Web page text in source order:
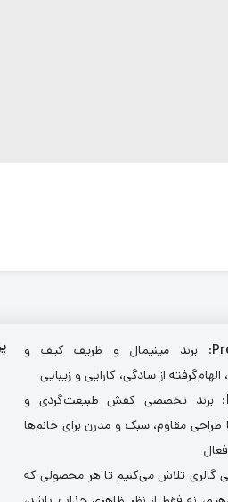
: برند مینیمال و ظریف کیف و
از سادگی، کارایی و زیبایی
: برند تخصصی کفش طبیعت‌گردی و
طراحی مقاوم، سبک و مدرن برای خانم‌ها
گالری تلاش می‌کنیم تا هر محصولی که